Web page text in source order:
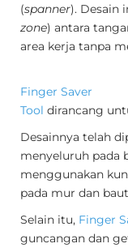
(spanner). Desain
zone) antara
area kerja tanpa
Finger Saver
Tool dirancang
Desainnya telah
menyeluruh pada
menggunakan
pada mur dan
Selain itu, Finger
guncangan dan